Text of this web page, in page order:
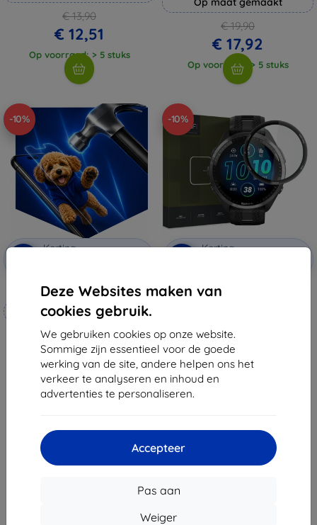
Deze Websites maken van
cookies gebruik.
We gebruiken cookies op onze website.
Sommige zijn essentieel voor de goede
werking van de site, andere helpen ons het
verkeer te analyseren en inhoud en
advertenties te personaliseren.
Accepteer
Pas aan
Weiger
€ 13,90
€ 12,51
Op voorraad: > 5 stuks
€ 19,90
€ 17,92
Op voorraad: > 5 stuks
-10%
Korting
3mk Hammer beschermfolie
Op maat gemaakt
€ 20,90
€ 18,80
Op voorraad: 4 stuks
-10%
Korting
HOFI HYBRID PRO+ GARMIN
FORERUNNER 965 ZWART
€ 9,81
Op voorraad: 2 stuks
2 stukken op weg, 7. 8. 2026
afgewacht.
Van totaal